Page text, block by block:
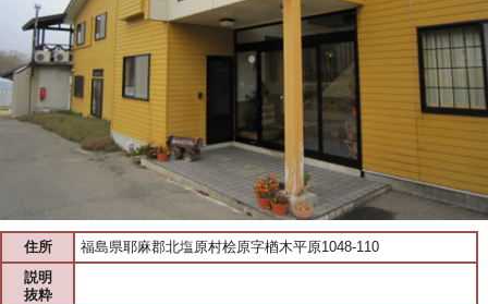
住所
福島県耶麻郡北塩原村桧原字楢木平原1048-110
説明
抜粋